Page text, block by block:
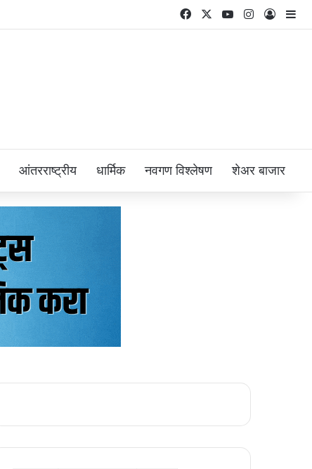
FacebookYouTubeInstagram
Log In
आंतरराष्ट्रीय धार्मिक नवगण विश्लेषण शेअर बाजार